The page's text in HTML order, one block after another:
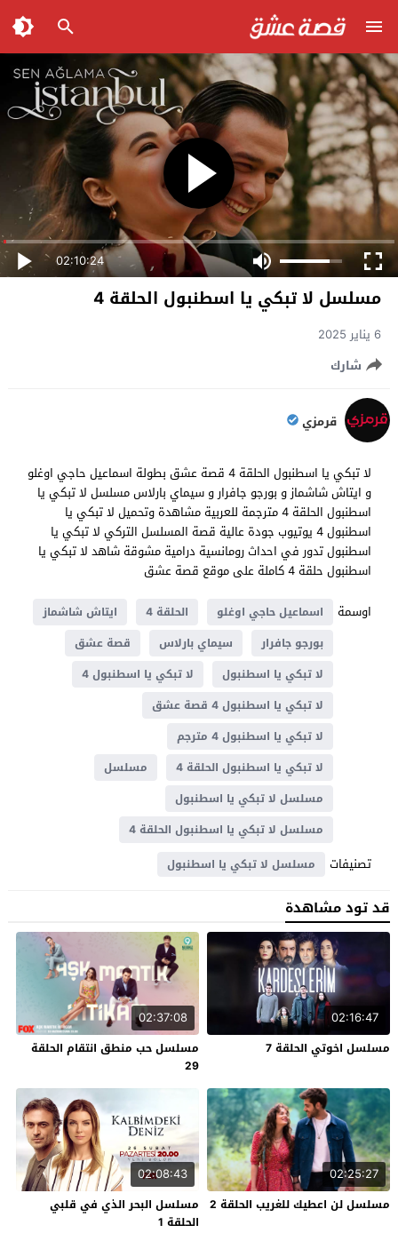
02:10:24
مسلسل لا تبكي يا اسطنبول الحلقة 4
6 يناير 2025
شارك
قرمزي
لا تبكي يا اسطنبول الحلقة 4 قصة عشق بطولة اسماعيل حاجي اوغلو
و ايتاش شاشماز و بورجو جافرار و سيماي بارلاس مسلسل لا تبكي يا
اسطنبول الحلقة 4 مترجمة للعربية مشاهدة وتحميل لا تبكي يا
اسطنبول 4 يوتيوب جودة عالية قصة المسلسل التركي لا تبكي يا
اسطنبول تدور في احداث رومانسية درامية مشوقة شاهد لا تبكي يا
اسطنبول حلقة 4 كاملة على موقع قصة عشق
اوسمة
اسماعيل حاجي اوغلو الحلقة 4
ايتاش شاشماز
بورجو جافرار
سيماي بارلاس
قصة عشق
لا تبكي يا اسطنبول
لا تبكي يا اسطنبول 4
لا تبكي يا اسطنبول 4 قصة عشق
لا تبكي يا اسطنبول 4 مترجم
لا تبكي يا اسطنبول الحلقة 4
مسلسل
مسلسل لا تبكي يا اسطنبول
مسلسل لا تبكي يا اسطنبول الحلقة 4
تصنيفات مسلسل لا تبكي يا اسطنبول
قد تود مشاهدة
02:16:47
مسلسل اخوتي الحلقة 7
02:37:08
مسلسل حب منطق انتقام الحلقة
29
02:25:27
مسلسل لن اعطيك للغريب الحلقة 2
02:08:43
مسلسل البحر الذي في قلبي
الحلقة 1